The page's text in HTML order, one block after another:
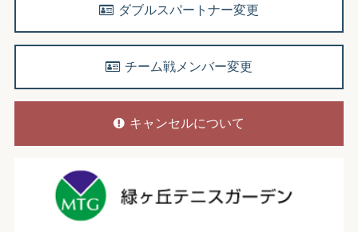
ダブルスパートナー変更
チーム戦メンバー変更
キャンセルについて